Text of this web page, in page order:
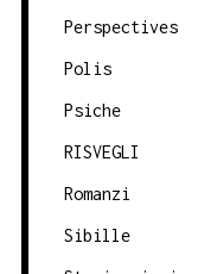
Perspectives
Polis
Psiche
RISVEGLI
Romanzi
Sibille